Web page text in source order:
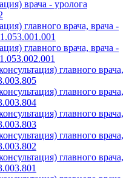
врача - уролога
главного врача, врача -
главного врача, врача -
главного врача,
главного врача,
главного врача,
главного врача,
главного врача,